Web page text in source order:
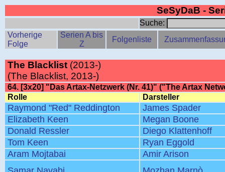
SeSyDaB -
Suche:
Vorherige
Folge
Serien A bis
Z
Folgenliste
The Blacklist (2013-)
(The Blacklist, 2013-)
64. [3x20] "Das Artax-Netzwerk (Nr. 41)" ("The Artax
Rolle
Darsteller
Raymond "Red" Reddington
James Spader
Elizabeth Keen
Megan Boone
Donald Ressler
Diego Klattenhoff
Tom Keen
Ryan Eggold
Aram Mojtabai
Amir Arison